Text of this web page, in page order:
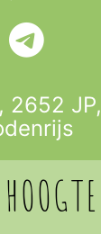
2652 JP,